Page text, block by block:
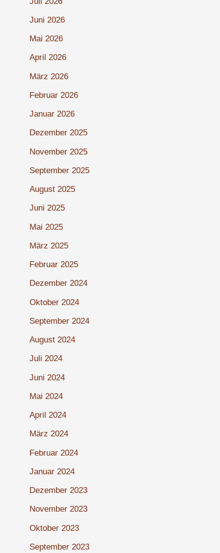
Juni 2026
Mai 2026
April 2026
März 2026
Februar 2026
Januar 2026
Dezember 2025
November 2025
September 2025
August 2025
Juni 2025
Mai 2025
März 2025
Februar 2025
Dezember 2024
Oktober 2024
September 2024
August 2024
Juli 2024
Juni 2024
Mai 2024
April 2024
März 2024
Februar 2024
Januar 2024
Dezember 2023
November 2023
Oktober 2023
September 2023